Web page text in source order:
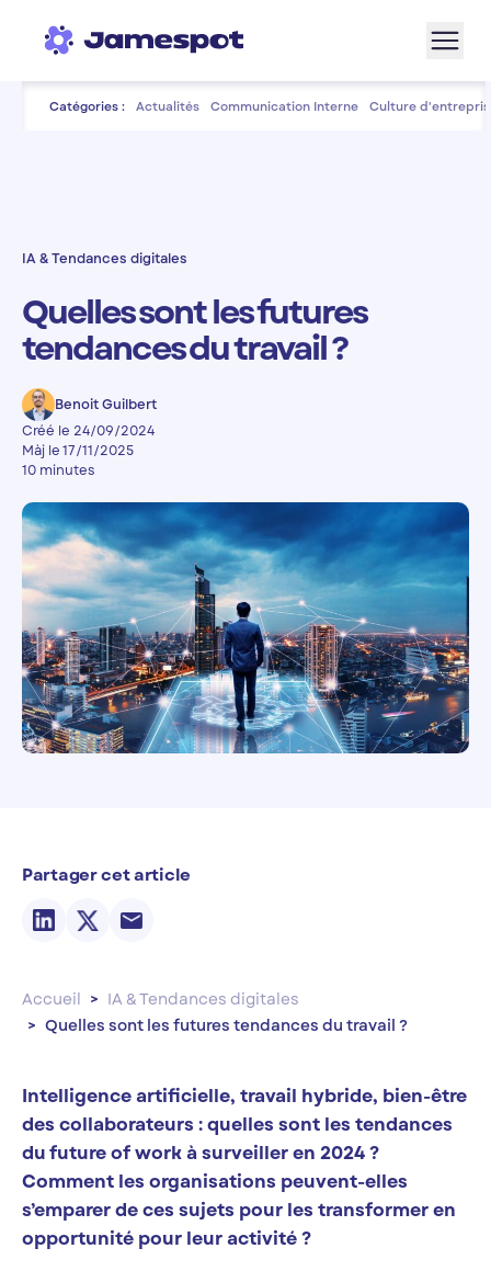
Catégories : Actualités Communication Interne Culture
IA & Tendances digitales
Quelles sont les futures
tendances du travail ?
Benoit Guilbert
Créé le 24/09/2024
Màj le 17/11/2025
10 minutes
Partager cet article
Accueil
IA & Tendances digitales
Quelles sont les futures tendances du travail ?
Intelligence artificielle, travail hybride, bien-être
des collaborateurs : quelles sont les tendances
du future of work à surveiller en 2024 ?
Comment les organisations peuvent-elles
s’emparer de ces sujets pour les transformer en
opportunité pour leur activité ?